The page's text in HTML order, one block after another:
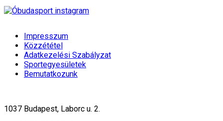
Impresszum
Közzététel
Adatkezelési Szabályzat
Sportegyesületek
Bemutatkozunk
1037 Budapest, Laborc u. 2.